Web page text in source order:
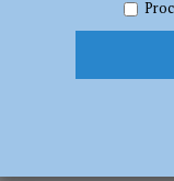
Festival, alla scoperta
province”
Torna